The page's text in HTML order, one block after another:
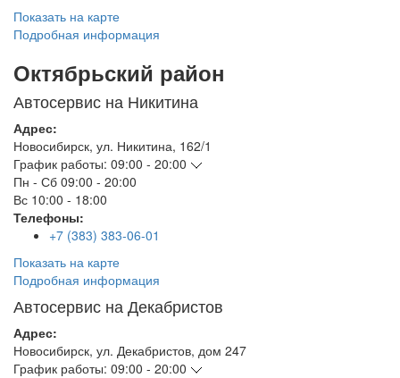
Показать на карте
Подробная информация
Октябрьский район
Автосервис на Никитина
Адрес:
Новосибирск, ул. Никитина, 162/1
График работы: 09:00 - 20:00
Пн - Сб 09:00 - 20:00
Вс 10:00 - 18:00
Телефоны:
+7 (383) 383-06-01
Показать на карте
Подробная информация
Автосервис на Декабристов
Адрес:
Новосибирск, ул. Декабристов, дом 247
График работы: 09:00 - 20:00